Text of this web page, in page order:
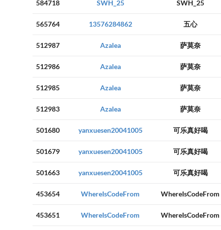
584718 SWH_25 SWH_25
565764 13576284862 五心
512987 Azalea 萨莫奈
512986 Azalea 萨莫奈
512985 Azalea 萨莫奈
512983 Azalea 萨莫奈
501680 yanxuesen20041005 可乐真好喝
501679 yanxuesen20041005 可乐真好喝
501663 yanxuesen20041005 可乐真好喝
453654 WhereIsCodeFrom WhereIsCodeFrom
453651 WhereIsCodeFrom WhereIsCodeFrom